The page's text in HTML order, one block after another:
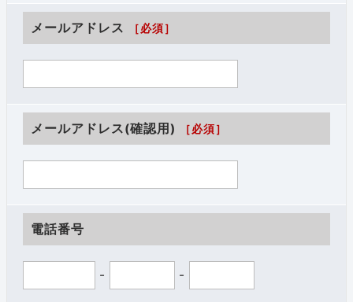
メールアドレス ［必須］
メールアドレス(確認用) ［必須］
電話番号
- -